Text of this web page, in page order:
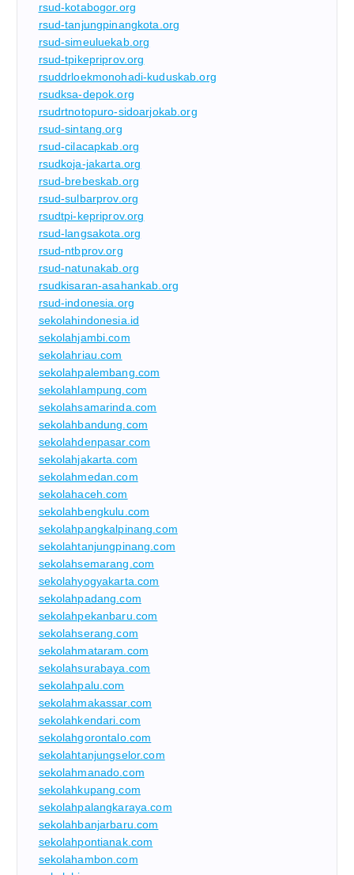
rsud-kotabogor.org
rsud-tanjungpinangkota.org
rsud-simeuluekab.org
rsud-tpikepriprov.org
rsuddrloekmonohadi-kuduskab.org
rsudksa-depok.org
rsudrtnotopuro-sidoarjokab.org
rsud-sintang.org
rsud-cilacapkab.org
rsudkoja-jakarta.org
rsud-brebeskab.org
rsud-sulbarprov.org
rsudtpi-kepriprov.org
rsud-langsakota.org
rsud-ntbprov.org
rsud-natunakab.org
rsudkisaran-asahankab.org
rsud-indonesia.org
sekolahindonesia.id
sekolahjambi.com
sekolahriau.com
sekolahpalembang.com
sekolahlampung.com
sekolahsamarinda.com
sekolahbandung.com
sekolahdenpasar.com
sekolahjakarta.com
sekolahmedan.com
sekolahaceh.com
sekolahbengkulu.com
sekolahpangkalpinang.com
sekolahtanjungpinang.com
sekolahsemarang.com
sekolahyogyakarta.com
sekolahpadang.com
sekolahpekanbaru.com
sekolahserang.com
sekolahmataram.com
sekolahsurabaya.com
sekolahpalu.com
sekolahmakassar.com
sekolahkendari.com
sekolahgorontalo.com
sekolahtanjungselor.com
sekolahmanado.com
sekolahkupang.com
sekolahpalangkaraya.com
sekolahbanjarbaru.com
sekolahpontianak.com
sekolahambon.com